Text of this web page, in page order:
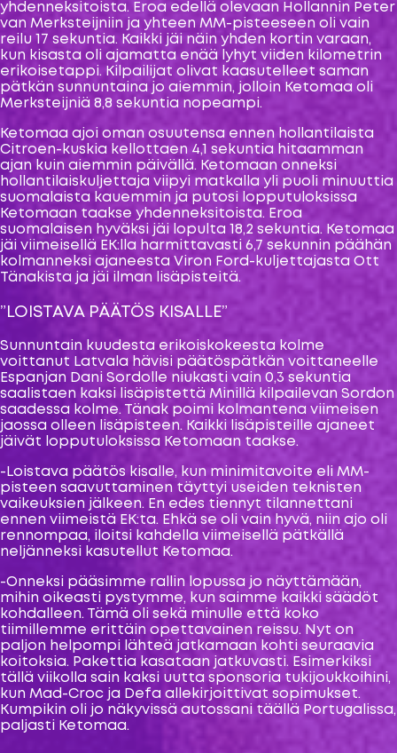
yhdenneksitoista. Eroa edellä olevaan Hollannin Peter
van Merksteijniin ja yhteen MM-pisteeseen oli vain
reilu 17 sekuntia. Kaikki jäi näin yhden kortin varaan,
kun kisasta oli ajamatta enää lyhyt viiden kilometrin
erikoisetappi. Kilpailijat olivat kaasutelleet saman
pätkän sunnuntaina jo aiemmin, jolloin Ketomaa oli
Merksteijniä 8,8 sekuntia nopeampi.
Ketomaa ajoi oman osuutensa ennen hollantilaista
Citroen-kuskia kellottaen 4,1 sekuntia hitaamman
ajan kuin aiemmin päivällä. Ketomaan onneksi
hollantilaiskuljettaja viipyi matkalla yli puoli minuuttia
suomalaista kauemmin ja putosi lopputuloksissa
Ketomaan taakse yhdenneksitoista. Eroa
suomalaisen hyväksi jäi lopulta 18,2 sekuntia. Ketomaa
jäi viimeisellä EK:lla harmittavasti 6,7 sekunnin päähän
kolmanneksi ajaneesta Viron Ford-kuljettajasta Ott
Tänakista ja jäi ilman lisäpisteitä.
”LOISTAVA PÄÄTÖS KISALLE”
Sunnuntain kuudesta erikoiskokeesta kolme
voittanut Latvala hävisi päätöspätkän voittaneelle
Espanjan Dani Sordolle niukasti vain 0,3 sekuntia
saalistaen kaksi lisäpistettä Minillä kilpailevan Sordon
saadessa kolme. Tänak poimi kolmantena viimeisen
jaossa olleen lisäpisteen. Kaikki lisäpisteille ajaneet
jäivät lopputuloksissa Ketomaan taakse.
-Loistava päätös kisalle, kun minimitavoite eli MM-
pisteen saavuttaminen täyttyi useiden teknisten
vaikeuksien jälkeen. En edes tiennyt tilannettani
ennen viimeistä EK:ta. Ehkä se oli vain hyvä, niin ajo oli
rennompaa, iloitsi kahdella viimeisellä pätkällä
neljänneksi kasutellut Ketomaa.
-Onneksi pääsimme rallin lopussa jo näyttämään,
mihin oikeasti pystymme, kun saimme kaikki säädöt
kohdalleen. Tämä oli sekä minulle että koko
tiimillemme erittäin opettavainen reissu. Nyt on
paljon helpompi lähteä jatkamaan kohti seuraavia
koitoksia. Pakettia kasataan jatkuvasti. Esimerkiksi
tällä viikolla sain kaksi uutta sponsoria tukijoukkoihini,
kun Mad-Croc ja Defa allekirjoittivat sopimukset.
Kumpikin oli jo näkyvissä autossani täällä Portugalissa,
paljasti Ketomaa.